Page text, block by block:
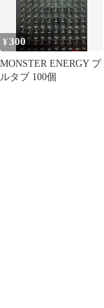
¥300
MONSTER ENERGY プ
ルタブ 100個